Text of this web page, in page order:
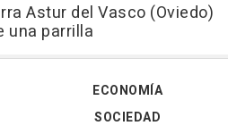
Astur del Vasco (Oviedo)
una parrilla
ECONOMÍA
SOCIEDAD